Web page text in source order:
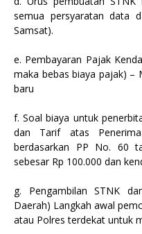
semua persyaratan data
Samsat).
e. Pembayaran Pajak
maka bebas biaya pajak) –
baru
f. Soal biaya untuk
dan Tarif atas
berdasarkan PP No. 60
sebesar Rp 100.000 dan
g. Pengambilan STNK
Daerah) Langkah awal
atau Polres terdekat untuk